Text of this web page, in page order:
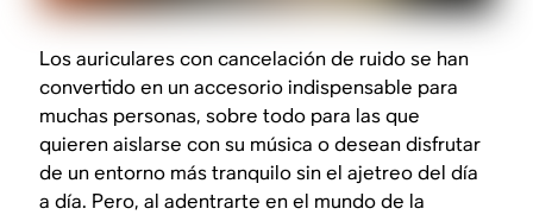
Los auriculares con cancelación de ruido se han
convertido en un accesorio indispensable para
muchas personas, sobre todo para las que
quieren aislarse con su música o desean disfrutar
de un entorno más tranquilo sin el ajetreo del día
a día. Pero, al adentrarte en el mundo de la